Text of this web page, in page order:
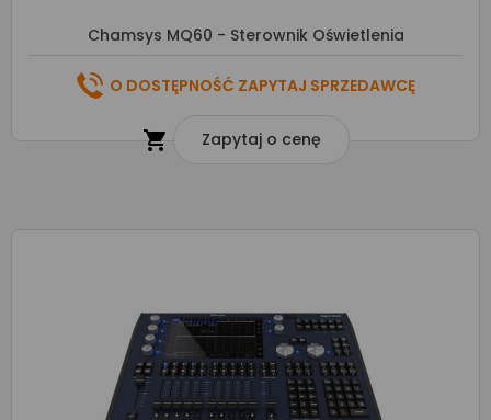
Chamsys MQ60 - Sterownik Oświetlenia
O DOSTĘPNOŚĆ ZAPYTAJ SPRZEDAWCĘ
 Zapytaj o cenę